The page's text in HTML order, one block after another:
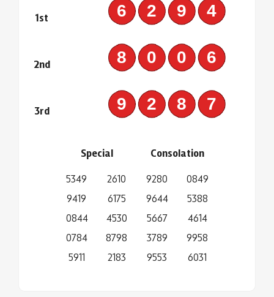
1st 6294
2nd 8006
3rd 9287
Special
5349
9419
0844
0784
5911
2610
6175
4530
8798
2183
Consolation
9280
9644
5667
3789
9553
0849
5388
4614
9958
6031